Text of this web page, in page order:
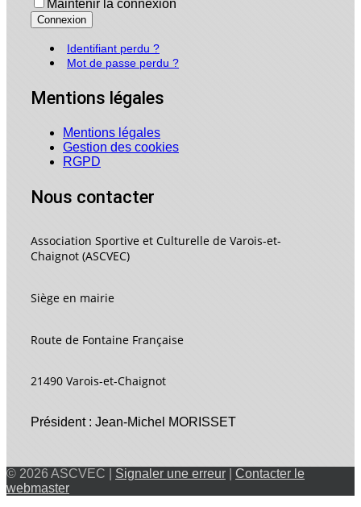
Maintenir la connexion
Connexion
Identifiant perdu ?
Mot de passe perdu ?
Mentions légales
Mentions légales
Gestion des cookies
RGPD
Nous contacter
Association Sportive et Culturelle de Varois-et-
Chaignot (ASCVEC)
Siège en mairie
Route de Fontaine Française
21490 Varois-et-Chaignot
Président : Jean-Michel MORISSET
© 2026 ASCVEC | Signaler une erreur
Contacter le
webmaster